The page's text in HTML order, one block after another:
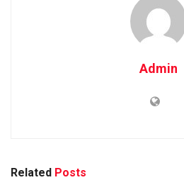
Admin
Related Posts